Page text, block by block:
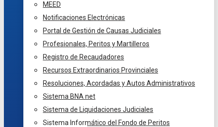
MEED
Notificaciones Electrónicas
Portal de Gestión de Causas Judiciales
Profesionales, Peritos y Martilleros
Registro de Recaudadores
Recursos Extraordinarios Provinciales
Resoluciones, Acordadas y Autos Administrativos
Sistema BNA net
Sistema de Liquidaciones Judiciales
Sistema Informático del Fondo de Peritos